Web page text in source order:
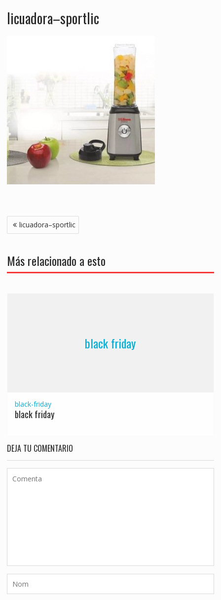
licuadora–sportlic
Navegación
de
licuadora–sportlic
Más relacionado a esto
black friday
black-friday
black friday
DEJA TU COMENTARIO